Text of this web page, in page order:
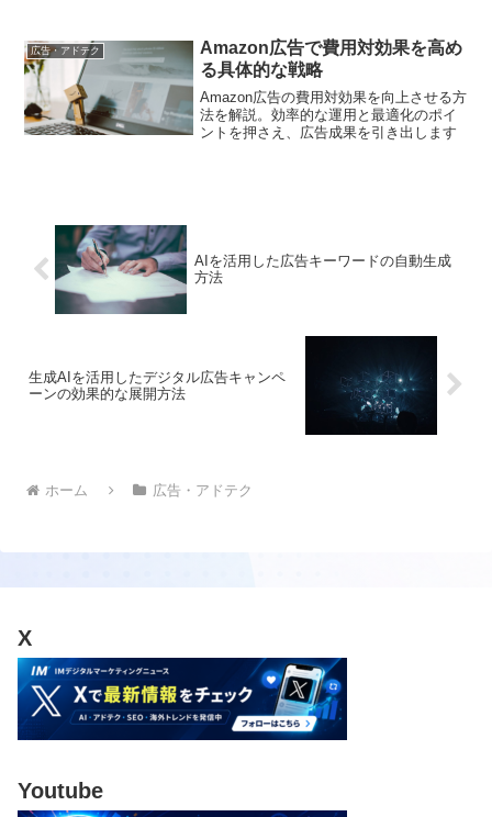
プロセスを効果的に管理する方法を指南
します。
広告・アドテク
Amazon広告で費用対効果を高め
る具体的な戦略
Amazon広告の費用対効果を向上させる方
法を解説。効率的な運用と最適化のポイ
ントを押さえ、広告成果を引き出します
AIを活用した広告キーワードの自動生成
方法
生成AIを活用したデジタル広告キャンペ
ーンの効果的な展開方法
ホーム 広告・アドテク
X
Youtube